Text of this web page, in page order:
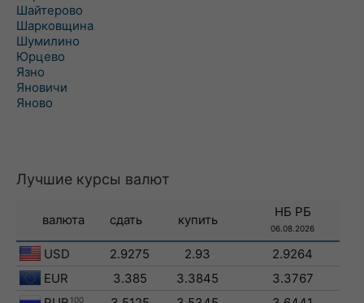
Шайтерово
Шарковщина
Шумилино
Юрцево
Язно
Яновичи
Яново
Лучшие курсы валют
валюта сдать купить
НБ РБ
06.08.2026
USD 2.9275 2.93
2.9264
EUR
3.385 3.3845
3.3767
100